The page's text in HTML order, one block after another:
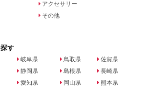
アクセサリー
その他
す
岐阜県
静岡県
愛知県
鳥取県
島根県
岡山県
佐賀県
長崎県
熊本県